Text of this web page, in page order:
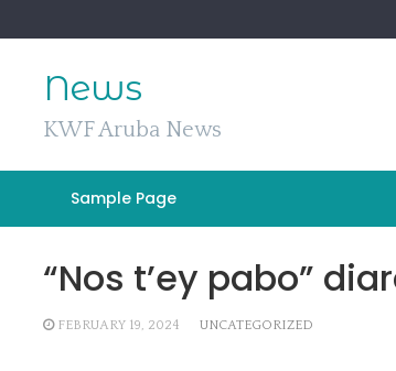
to
News
KWF Aruba News
Sample Page
“Nos t’ey pabo”
FEBRUARY 19, 2024 UNCATEGORIZED